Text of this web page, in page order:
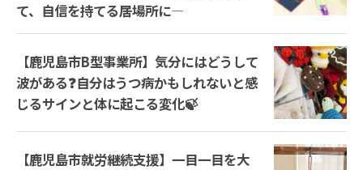
て、自信を持てる居場所に―
【鹿児島市B型事業所】気分にはどうして
波がある❓自分はうつ病かもしれないと感
じるサインと体に起こる変化🍃
【鹿児島市就労継続支援】一目一目を大